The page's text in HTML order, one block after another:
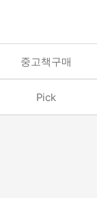
중고책구매
Pick